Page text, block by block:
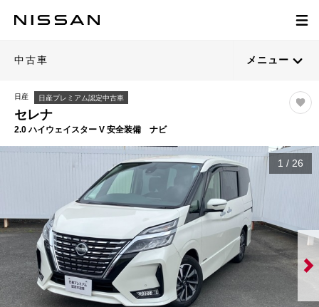
中古車 メニュー
日産 日産プレミアム認定中古車
セレナ
2.0 ハイウェイスター V 安全装備 ナビ
1 / 26